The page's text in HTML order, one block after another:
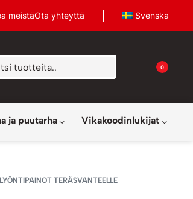
meistäOta yhteyttä Svenska
0
ja puutarha Vikakoodinlukijat
LYÖNTIPAINOT TERÄSVANTEELLE